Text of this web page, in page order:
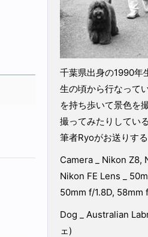
千葉県出身の1990年
生の頃から行なって
を持ち歩いて景色を
撮ってみたりしてい
筆者Ryoがお送りす
Camera _ Nikon Z8,
Nikon FE Lens _
50mm f/1.8D, 58mm
Dog _ Australian
ェ)